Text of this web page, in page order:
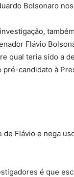
Bolsonaro nos
Flávio
qual teria sido a
pré-candidato à
de Flávio e nega
é que